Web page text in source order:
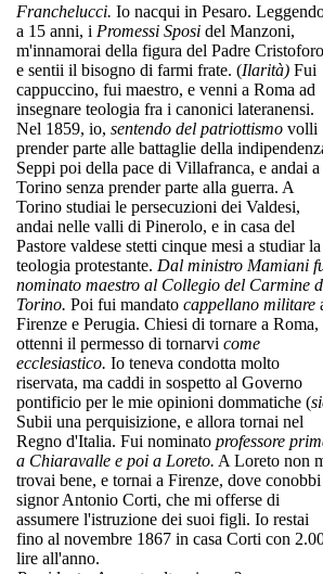
Franchelucci. Io nacqui in Pesaro.
a 15 anni, i Promessi Sposi del Manzoni,
m'innamorai della figura del Padre
e sentii il bisogno di farmi frate. (Ilarità) Fui
cappuccino, fui maestro, e venni a Roma ad
insegnare teologia fra i canonici lateranensi.
Nel 1859, io, sentendo del patriottismo volli
prender parte alle battaglie della
Seppi poi della pace di Villafranca, e andai a
Torino senza prender parte alla guerra. A
Torino studiai le persecuzioni dei Valdesi,
andai nelle valli di Pinerolo, e in casa del
Pastore valdese stetti cinque mesi a studiar la
teologia protestante. Dal ministro Mamiani
nominato maestro al Collegio del Carmine
Torino. Poi fui mandato cappellano militare
Firenze e Perugia. Chiesi di tornare a Roma,
ottenni il permesso di tornarvi come
ecclesiastico. Io teneva condotta molto
riservata, ma caddi in sospetto al Governo
pontificio per le mie opinioni dommatiche (
Subii una perquisizione, e allora tornai nel
Regno d'Italia. Fui nominato professore
a Chiaravalle e poi a Loreto. A Loreto non
trovai bene, e tornai a Firenze, dove
signor Antonio Corti, che mi offerse di
assumere l'istruzione dei suoi figli. Io restai
fino al novembre 1867 in casa Corti con
lire all'anno.